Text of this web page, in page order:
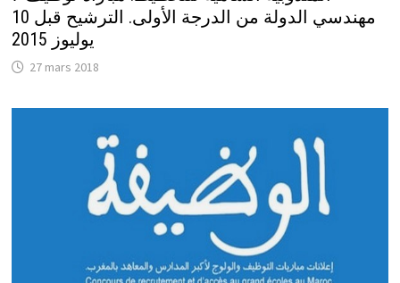
مهندسي الدولة من الدرجة الأولى. الترشيح قبل 10
يوليوز 2015
27 mars 2018